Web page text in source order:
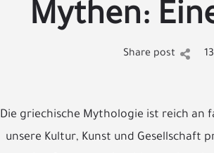
Mythen:
Share post
Die griechische Mythologie ist reich an
unsere Kultur, Kunst und Gesellschaft